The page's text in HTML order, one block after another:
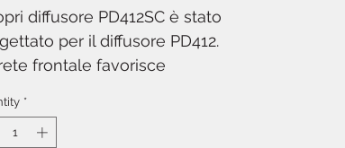
diffusore PD412SC è stato
per il diffusore PD412.
frontale favorisce
la copertura è applicata.
posteriore consente un
*